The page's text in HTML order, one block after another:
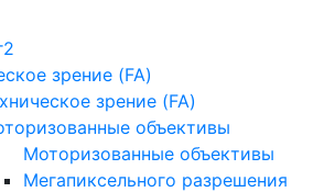
зрение (FA)
зрение (FA)
объективы
Моторизованные объективы
Мегапиксельного разрешения